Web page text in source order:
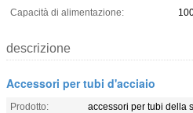
Capacità di alimentazione:
descrizione
Accessori per tubi d'acciaio
Prodotto:
accessori per tubi della